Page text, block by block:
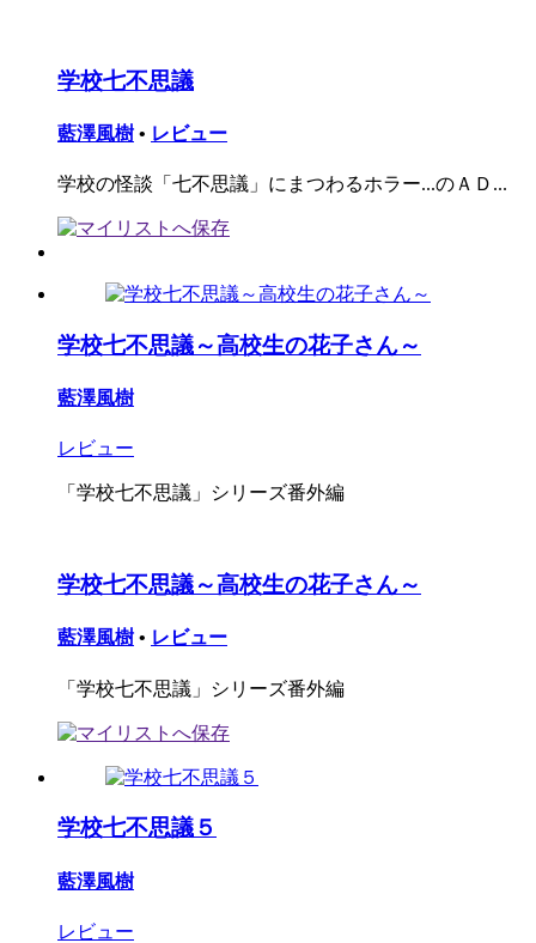
学校七不思議
藍澤風樹 • レビュー
学校の怪談「七不思議」にまつわるホラー...のＡＤ...
学校七不思議～高校生の花子さん～
藍澤風樹
レビュー
「学校七不思議」シリーズ番外編
学校七不思議～高校生の花子さん～
藍澤風樹 • レビュー
「学校七不思議」シリーズ番外編
学校七不思議５
藍澤風樹
レビュー